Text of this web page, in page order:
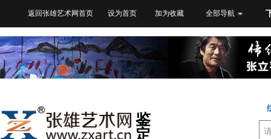
返回张雄艺术网首页 设为首页 加为收藏 全部导航
鉴
定